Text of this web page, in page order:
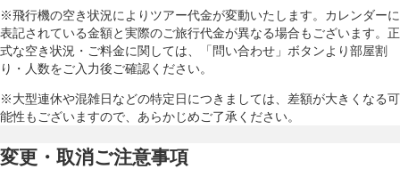
※飛行機の空き状況によりツアー代金が変動いたします。カレンダーに
表記されている金額と実際のご旅行代金が異なる場合もございます。正
式な空き状況・ご料金に関しては、「問い合わせ」ボタンより部屋割
り・人数をご入力後ご確認ください。
※大型連休や混雑日などの特定日につきましては、差額が大きくなる可
能性もございますので、あらかじめご了承ください。
変更・取消ご注意事項